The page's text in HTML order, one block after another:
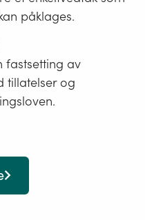
påklages.
fastsetting av
tillatelser og